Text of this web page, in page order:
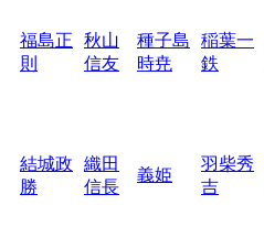
福島正
則
秋山
信友
種子島
時尭
稲葉一
鉄
結城政
勝
織田
信長
義姫
羽柴秀
吉